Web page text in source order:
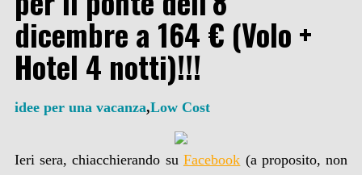
dicembre a 164 € (Volo +
Hotel 4 notti)!!!
idee per una vacanza,Low Cost
Ieri sera, chiacchierando suFacebook (a proposito, non